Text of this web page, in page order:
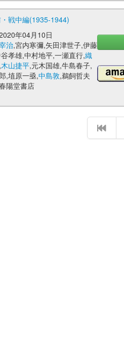
戦中編(1935-1944)
年04月10日
治,宮内寒彌,矢田津世子,伊藤
孝雄,中村地平,一瀬直行,織
,木山捷平,元木国雄,牛島春子,
,埴原一亟,中島敦,鵜飼哲夫
陽堂書店